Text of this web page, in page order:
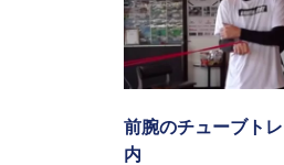
前腕のチューブト
内